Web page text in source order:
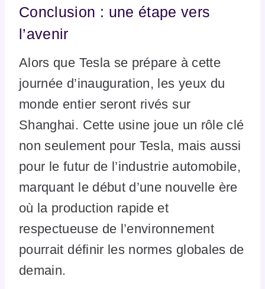
Conclusion : une étape vers
l’avenir
Alors que Tesla se prépare à cette
journée d’inauguration, les yeux du
monde entier seront rivés sur
Shanghai. Cette usine joue un rôle clé
non seulement pour Tesla, mais aussi
pour le futur de l’industrie automobile,
marquant le début d’une nouvelle ère
où la production rapide et
respectueuse de l’environnement
pourrait définir les normes globales de
demain.